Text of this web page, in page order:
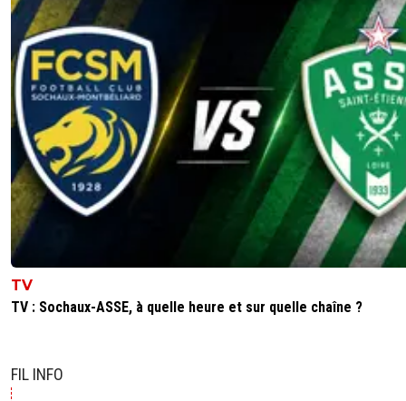
TV
TV : Sochaux-ASSE, à quelle heure et sur quelle chaîne ?
FIL INFO